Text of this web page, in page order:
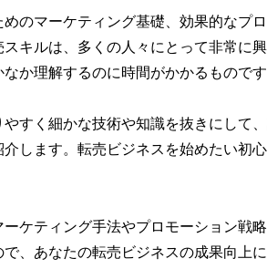
のマーケティング基礎、効果的なプ
キルは、多くの人々にとって非常に
か理解するのに時間がかかるものです
すく細かな技術や知識を抜きにして
します。転売ビジネスを始めたい初
ケティング手法やプロモーション戦
、あなたの転売ビジネスの成果向上